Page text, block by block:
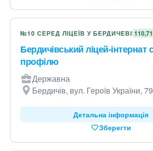
№10 СЕРЕД ЛІЦЕЇВ У БЕРДИЧЕВІ 110,71
Бердичівський ліцей-інтернат
профілю
Державна
Бердичів, вул. Героїв України, 79
Детальна інформація
Зберегти